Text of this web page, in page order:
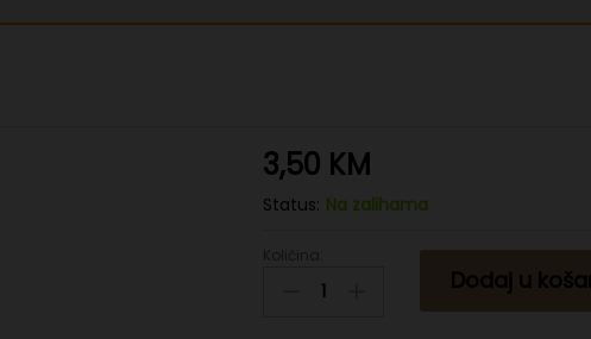
3,50 KM
Status: Na zalihama
Dodaj u